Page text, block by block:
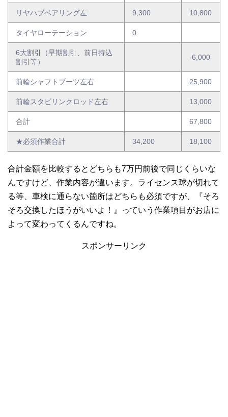
リヤハブベアリング左 9,300 10,800
タイヤローテーション 0
6大割引（早期割引、前日持込
割引等）
-6,000
前輪シャフトブーツ左右 25,900
前輪スタビリンクロッド左右 13,000
合計 67,800
★必須作業合計 34,200 18,100
合計金額を比較するとどちらも7万円前後で同じくらいな
んですけど、作業内容が違います。ライセンス球が切れて
る等、車検に通らない箇所はどちらも必須ですが、『そろ
そろ交換したほうがいいよ！』っていう作業項目がお店に
よって変わってくるんですね。
スポンサーリンク